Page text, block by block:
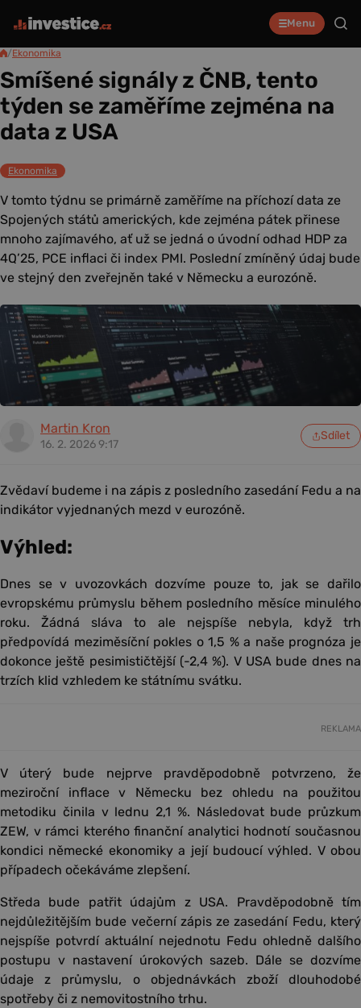
Menu
/Ekonomika
Smíšené signály z ČNB, tento
týden se zaměříme zejména na
data z USA
Ekonomika
V tomto týdnu se primárně zaměříme na příchozí data ze
Spojených států amerických, kde zejména pátek přinese
mnoho zajímavého, ať už se jedná o úvodní odhad HDP za
4Q’25, PCE inflaci či index PMI. Poslední zmíněný údaj bude
ve stejný den zveřejněn také v Německu a eurozóně.
Martin Kron
16. 2. 2026 9:17
Sdílet
Zvědaví budeme i na zápis z posledního zasedání Fedu a na
indikátor vyjednaných mezd v eurozóně.
Výhled:
Dnes se v uvozovkách dozvíme pouze to, jak se dařilo
evropskému průmyslu během posledního měsíce minulého
roku. Žádná sláva to ale nejspíše nebyla, když trh
předpovídá meziměsíční pokles o 1,5 % a naše prognóza je
dokonce ještě pesimističtější (-2,4 %). V USA bude dnes na
trzích klid vzhledem ke státnímu svátku.
REKLAMA
V úterý bude nejprve pravděpodobně potvrzeno, že
meziroční inflace v Německu bez ohledu na použitou
metodiku činila v lednu 2,1 %. Následovat bude průzkum
ZEW, v rámci kterého finanční analytici hodnotí současnou
kondici německé ekonomiky a její budoucí výhled. V obou
případech očekáváme zlepšení.
Středa bude patřit údajům z USA. Pravděpodobně tím
nejdůležitějším bude večerní zápis ze zasedání Fedu, který
nejspíše potvrdí aktuální nejednotu Fedu ohledně dalšího
postupu v nastavení úrokových sazeb. Dále se dozvíme
údaje z průmyslu, o objednávkách zboží dlouhodobé
spotřeby či z nemovitostního trhu.